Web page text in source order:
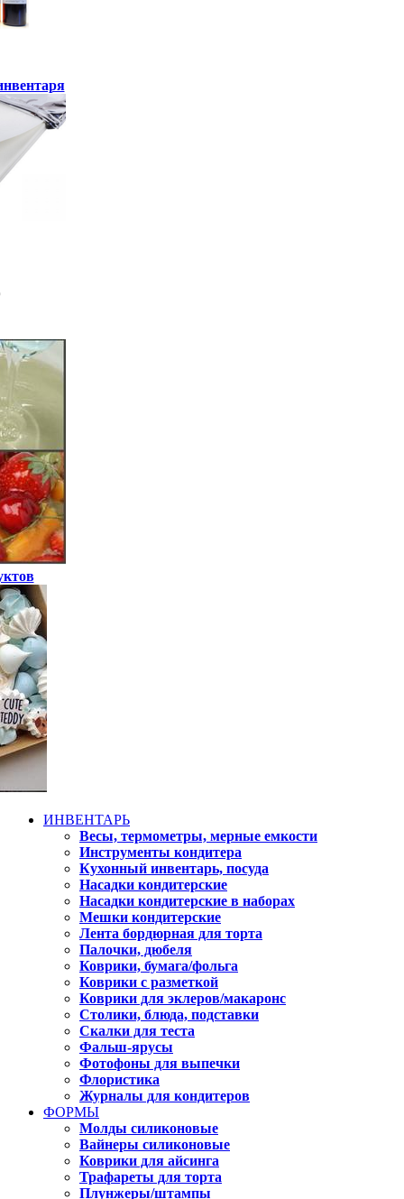
ИНВЕНТАРЬ
Весы, термометры, мерные емкости
Инструменты кондитера
Кухонный инвентарь, посуда
Насадки кондитерские
Насадки кондитерские в наборах
Мешки кондитерские
Лента бордюрная для торта
Палочки, дюбеля
Коврики, бумага/фольга
Коврики с разметкой
Коврики для эклеров/макаронс
Столики, блюда, подставки
Скалки для теста
Фальш-ярусы
Фотофоны для выпечки
Флористика
Журналы для кондитеров
ФОРМЫ
Молды силиконовые
Вайнеры силиконовые
Коврики для айсинга
Трафареты для торта
Плунжеры/штампы